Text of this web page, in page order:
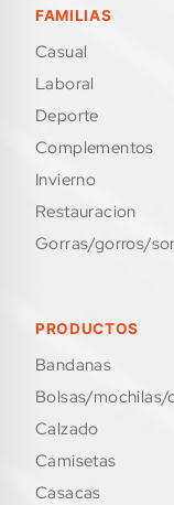
FAMILIAS
casual
laboral
deporte
complementos
invierno
restauracion
gorras/gorros/
PRODUCTOS
bandanas
bolsas/
calzado
camisetas
casacas